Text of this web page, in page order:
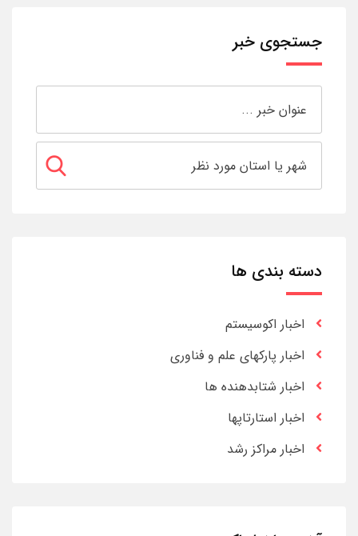
جستجوی خبر
دسته بندی ها
اخبار اکوسیستم
اخبار پارکهای علم و فناوری
اخبار شتابدهنده ها
اخبار استارتاپها
اخبار مراکز رشد